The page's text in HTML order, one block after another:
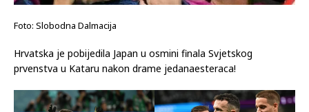
Foto: Slobodna Dalmacija
Hrvatska je pobijedila Japan u osmini finala Svjetskog